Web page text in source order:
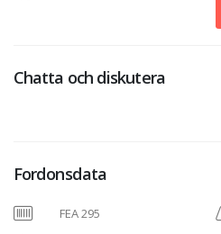
Chatta och diskutera
Fordonsdata
FEA 295